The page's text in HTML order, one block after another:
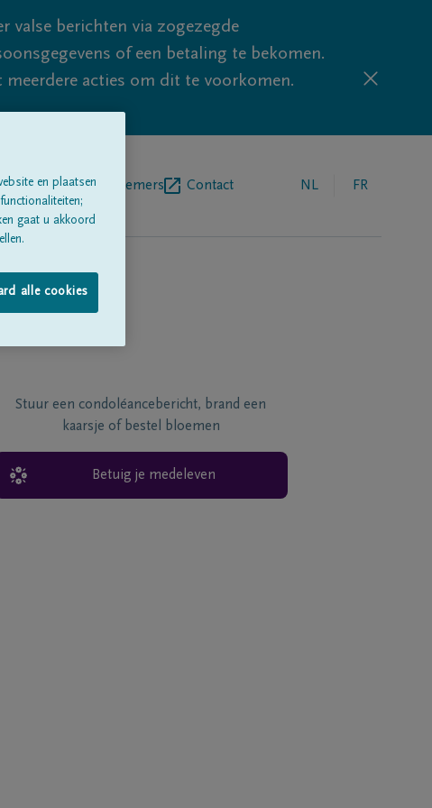
valse berichten via zogezegde
of een betaling te bekomen.
acties om dit te voorkomen.
Begrafenisondernemers Contact NL FR
Stuur een condoléancebericht, brand een
kaarsje of bestel bloemen
Betuig je medeleven
en plaatsen
gaat u akkoord
alle cookies